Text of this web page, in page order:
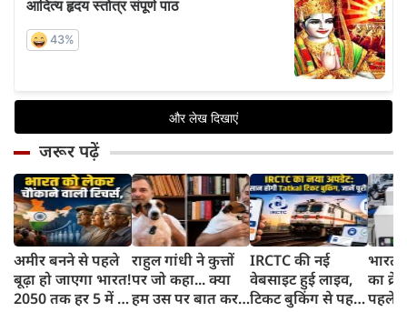
जरूर पढ़ें
अमीर बनने से पहले
बूढ़ा हो जाएगा भारत!
2050 तक हर 5 में 1
राहुल गांधी ने कुत्तों
पर जो कहा... क्या
हम उस पर बात कर
IRCTC की नई
वेबसाइट हुई लाइव,
टिकट बुकिंग से पहले
भारत
का
पहले